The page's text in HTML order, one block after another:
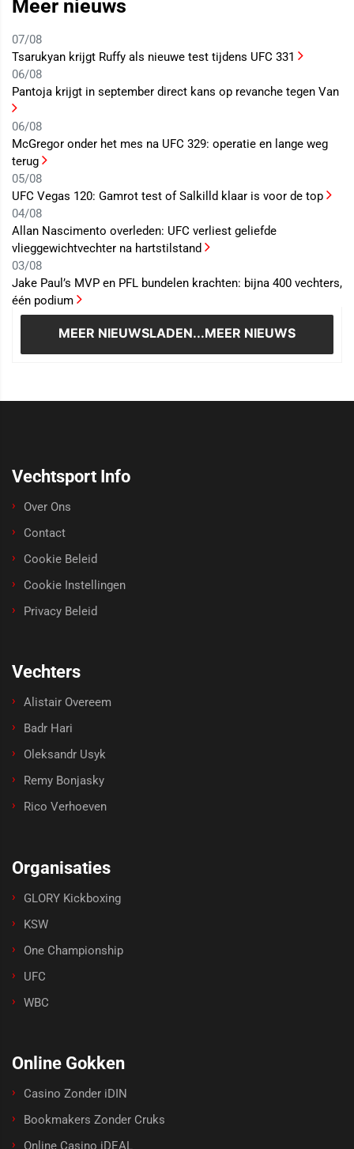
Meer nieuws
07/08
Tsarukyan krijgt Ruffy als nieuwe test tijdens UFC 331
06/08
Pantoja krijgt in september direct kans op revanche tegen Van
06/08
McGregor onder het mes na UFC 329: operatie en lange weg
terug
05/08
UFC Vegas 120: Gamrot test of Salkilld klaar is voor de top
04/08
Allan Nascimento overleden: UFC verliest geliefde
vlieggewichtvechter na hartstilstand
03/08
Jake Paul’s MVP en PFL bundelen krachten: bijna 400 vechters,
één podium
MEER NIEUWSLADEN...MEER NIEUWS
Vechtsport Info
Over Ons
Contact
Cookie Beleid
Cookie Instellingen
Privacy Beleid
Vechters
Alistair Overeem
Badr Hari
Oleksandr Usyk
Remy Bonjasky
Rico Verhoeven
Organisaties
GLORY Kickboxing
KSW
One Championship
UFC
WBC
Online Gokken
Casino Zonder iDIN
Bookmakers Zonder Cruks
Online Casino iDEAL